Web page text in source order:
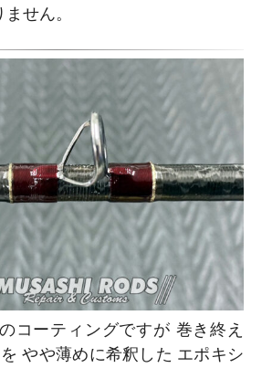
せん。
コーティングですが 巻き終え
やや薄めに希釈した エポキシ